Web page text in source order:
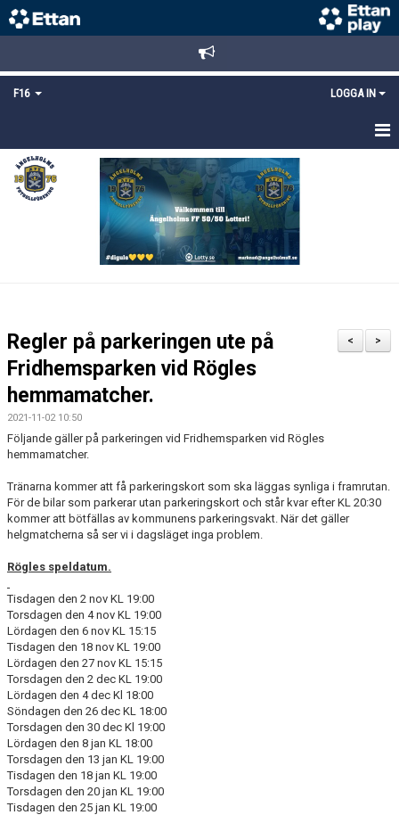
F16 LOGGA IN
HEM
NYHETER
DOKUMENT
BILDGALLERI
KONTAKT
>
<
Regler på parkeringen ute på
Fridhemsparken vid Rögles
hemmamatcher.
2021-11-02 10:50
Följande gäller på parkeringen vid Fridhemsparken vid Rögles
hemmamatcher.
Tränarna kommer att få parkeringskort som ska läggas synliga i framrutan.
För de bilar som parkerar utan parkeringskort och står kvar efter KL 20:30
kommer att bötfällas av kommunens parkeringsvakt. När det gäller
helgmatcherna så ser vi i dagsläget inga problem.
Rögles speldatum.
Tisdagen den 2 nov KL 19:00
Torsdagen den 4 nov KL 19:00
Lördagen den 6 nov KL 15:15
Tisdagen den 18 nov KL 19:00
Lördagen den 27 nov KL 15:15
Torsdagen den 2 dec KL 19:00
Lördagen den 4 dec Kl 18:00
Söndagen den 26 dec KL 18:00
Torsdagen den 30 dec Kl 19:00
Lördagen den 8 jan KL 18:00
Torsdagen den 13 jan KL 19:00
Tisdagen den 18 jan KL 19:00
Torsdagen den 20 jan KL 19:00
Tisdagen den 25 jan KL 19:00